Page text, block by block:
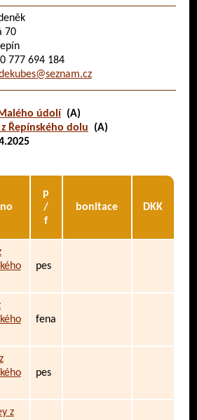
70
777 694 184
údolí(A)
Řepínského dolu (A)
p
/
f
bonitace DKK
pes
fena
pes
z